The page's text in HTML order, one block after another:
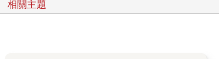
或許是現代社會這種清潔與安全的結構，讓人誤以為夫妻是「可
相關主題